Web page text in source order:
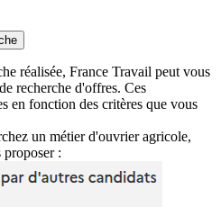
réalisée, France Travail peut vous
recherche d'offres. Ces
en fonction des critères que vous
un métier d'ouvrier agricole,
: